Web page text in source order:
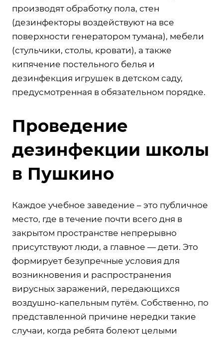
производят обработку пола, стен
(дезинфекторы воздействуют на все
поверхности генератором тумана), мебели
(стульчики, столы, кровати), а также
кипячение постельного белья и
дезинфекция игрушек в детском саду,
предусмотренная в обязательном порядке.
Проведение
дезинфекции школы
в Пушкино
Каждое учебное заведение – это публичное
место, где в течение почти всего дня в
закрытом пространстве непрерывно
присутствуют люди, а главное — дети. Это
формирует безупречные условия для
возникновения и распространения
вирусных заражений, передающихся
воздушно-капельным путём. Собственно, по
представленной причине нередки такие
случаи, когда ребята болеют целыми